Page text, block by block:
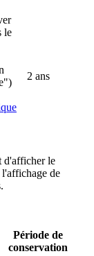
le
2 ans
d'afficher le
l'affichage de
Période de
conservation